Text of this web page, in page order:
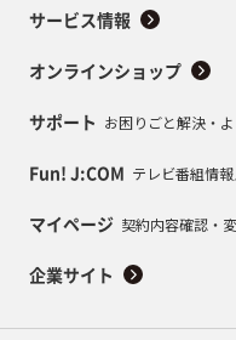
サービス情報
オンラインショップ
サポート お困りごと解決・
Fun! J:COM テレビ番組情
マイページ 契約内容確認・
企業サイト